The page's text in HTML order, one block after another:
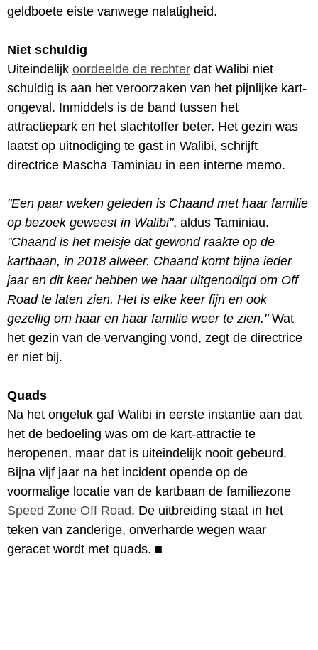
geldboete eiste vanwege nalatigheid.
Niet schuldig
Uiteindelijk oordeelde de rechter dat Walibi niet
schuldig is aan het veroorzaken van het pijnlijke kart-
ongeval. Inmiddels is de band tussen het
attractiepark en het slachtoffer beter. Het gezin was
laatst op uitnodiging te gast in Walibi, schrijft
directrice Mascha Taminiau in een interne memo.
"Een paar weken geleden is Chaand met haar familie
op bezoek geweest in Walibi", aldus Taminiau.
"Chaand is het meisje dat gewond raakte op de
kartbaan, in 2018 alweer. Chaand komt bijna ieder
jaar en dit keer hebben we haar uitgenodigd om Off
Road te laten zien. Het is elke keer fijn en ook
gezellig om haar en haar familie weer te zien."Wat
het gezin van de vervanging vond, zegt de directrice
er niet bij.
Quads
Na het ongeluk gaf Walibi in eerste instantie aan dat
het de bedoeling was om de kart-attractie te
heropenen, maar dat is uiteindelijk nooit gebeurd.
Bijna vijf jaar na het incident opende op de
voormalige locatie van de kartbaan de familiezone
Speed Zone Off Road. De uitbreiding staat in het
teken van zanderige, onverharde wegen waar
geracet wordt met quads. ■